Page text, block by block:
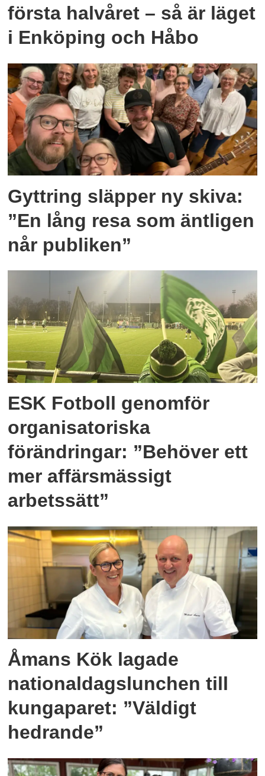
första halvåret – så är läget
i Enköping och Håbo
Gyttring släpper ny skiva:
”En lång resa som äntligen
når publiken”
ESK Fotboll genomför
organisatoriska
förändringar: ”Behöver ett
mer affärsmässigt
arbetssätt”
Åmans Kök lagade
nationaldagslunchen till
kungaparet: ”Väldigt
hedrande”